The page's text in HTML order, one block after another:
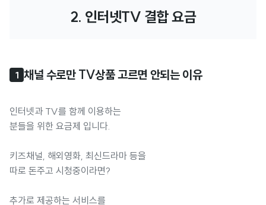
2. 인터넷TV 결합 요금
1 채널 수로만 TV상품 고르면 안되는 이유
인터넷과 TV를 함께 이용하는
분들을 위한 요금제 입니다.
키즈채널, 해외영화, 최신드라마 등을
따로 돈주고 시청중이라면?
추가로 제공하는 서비스를